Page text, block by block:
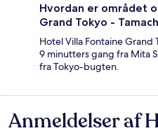
Hvordan er området
Grand Tokyo -
Hotel Villa Fontaine
9 minutters gang fra Mita
fra Tokyo-bugten.
Anmeldelser
Anmeldelser af